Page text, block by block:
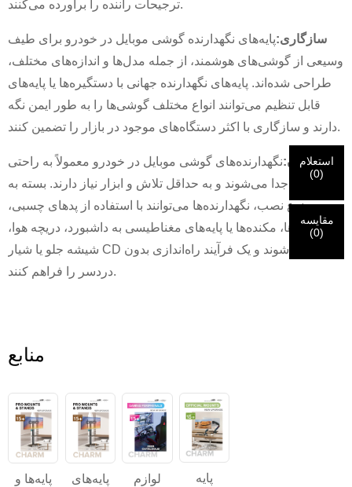
ترجیحات راننده را برآورده می‌کنند.
سازگاری:پایه‌های نگهدارنده گوشی موبایل در خودرو برای طیف
وسیعی از گوشی‌های هوشمند، از جمله مدل‌ها و اندازه‌های مختلف،
طراحی شده‌اند. پایه‌های نگهدارنده جهانی با دستگیره‌ها یا پایه‌های
قابل تنظیم می‌توانند انواع مختلف گوشی‌ها را به طور ایمن نگه
دارند و سازگاری با اکثر دستگاه‌های موجود در بازار را تضمین کنند.
نصب آسان:نگهدارنده‌های گوشی موبایل در خودرو معمولاً به راحتی
نصب و جدا می‌شوند و به حداقل تلاش و ابزار نیاز دارند. بسته به
نوع نصب، نگهدارنده‌ها می‌توانند با استفاده از پدهای چسبی،
گیره‌ها، مکنده‌ها یا پایه‌های مغناطیسی به داشبورد، دریچه هوا،
شیشه جلو یا شیار CD متصل شوند و یک فرآیند راه‌اندازی بدون
دردسر را فراهم کنند.
منابع
پایه‌ها و
پایه‌های
لوازم
پایه
من هستم
مشتری CHARM
من هستم
بازدیدکننده جدید
× هویت خود را تأیید کنید
لطفاً آدرس ایمیل فعلی محل کار خود را در زیر وارد کنید تا تأیید
قبل از ارسال لطفا همه را تأیید کنید اطلاعات استدرست
است. اطلاعات نادرست منجر به عدم موفقیت در ارسال مطالب
ما درخواست شما را دریافت کرده‌ایم و ...تأیید
ارسالی شما
اطلاعات برای احراز هویت و مجوز. پس از
اگر هویت شما تأیید شود، یک ایمیل اطلاع‌رسانی دریافت خواهید
کرد.
استعلام
(0)
مقایسه
(0)